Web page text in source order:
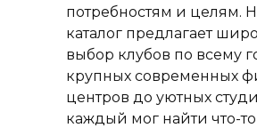
потребностям и целям.
каталог предлагает
выбор клубов по всему
крупных современных
центров до уютных
каждый мог найти что-